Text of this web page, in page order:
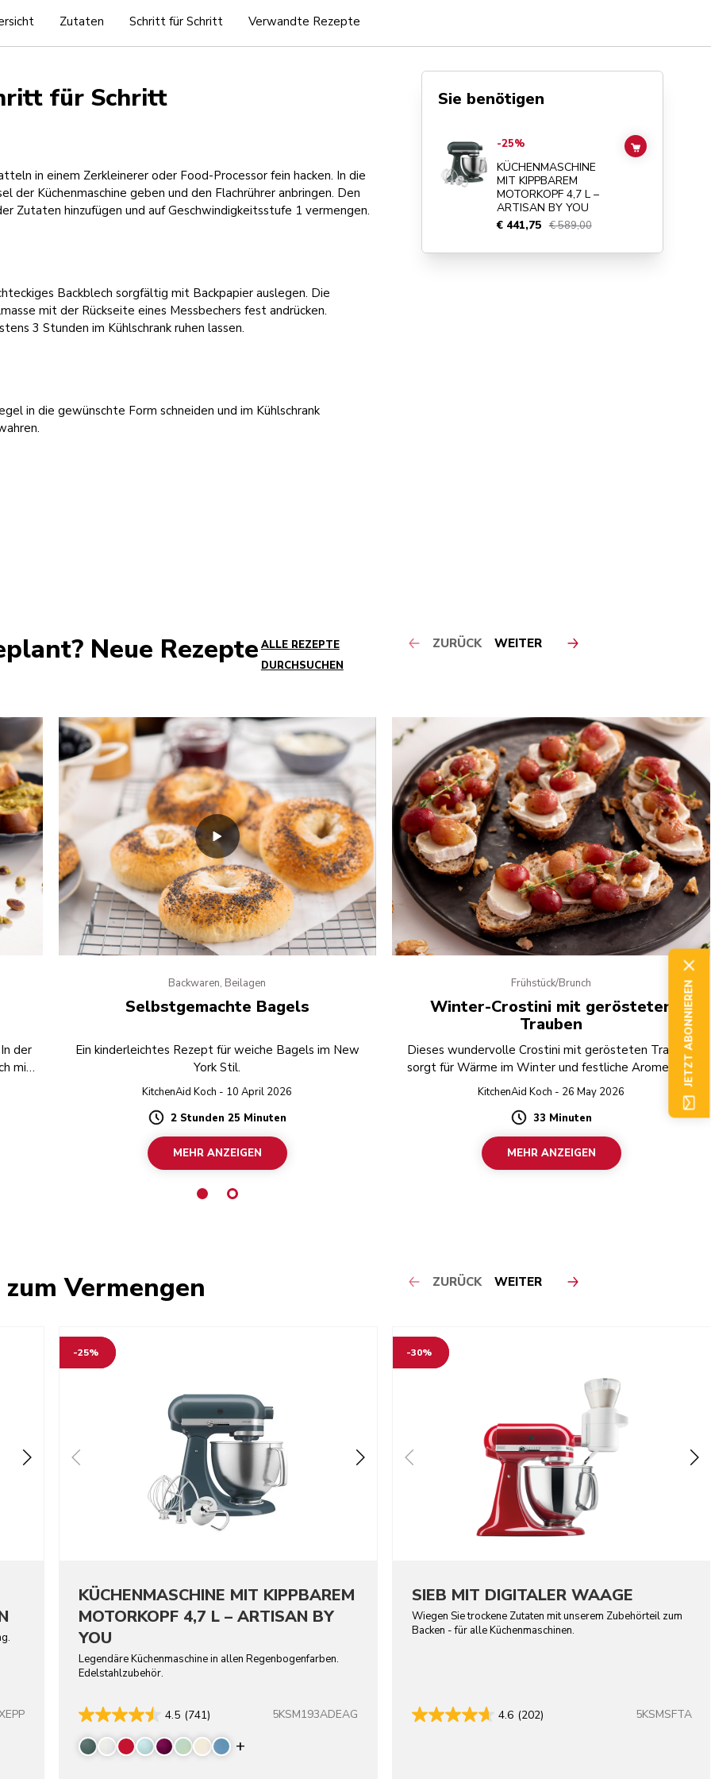
Zutaten Schritt für Schritt Verwandte Rezepte
für Schritt
in einem Zerkleinerer oder Food-Processor fein hacken. In die
der Küchenmaschine geben und den Flachrührer anbringen. Den
Zutaten hinzufügen und auf Geschwindigkeitsstufe 1 vermengen.
Backblech sorgfältig mit Backpapier auslegen. Die
mit der Rückseite eines Messbechers fest andrücken.
3 Stunden im Kühlschrank ruhen lassen.
in die gewünschte Form schneiden und im Kühlschrank
Sie benötigen
Go toKÜCHENMASCHINE MIT KIPPBAREM
-25%
KÜCHENMASCHINE
MIT KIPPBAREM
MOTORKOPF 4,7 L –
ARTISAN BY YOU
€ 441,75 € 589,00
ADD TO CART
Neue Rezepte ALLE REZEPTE
DURCHSUCHEN
ZURÜCK WEITER
der
mit
Backwaren, Beilagen
Selbstgemachte Bagels
Ein kinderleichtes Rezept für weiche Bagels im New
York Stil.
KitchenAid Koch - 10 April 2026
Duration
2 Stunden 25 Minuten
MEHR ANZEIGEN
Frühstück/Brunch
Winter-Crostini mit gerösteten
Trauben
Dieses wundervolle Crostini mit gerösteten Trauben
sorgt für Wärme im Winter und festliche Aromen bei
jedem Bissen!
KitchenAid Koch - 26 May 2026
Duration
33 Minuten
MEHR ANZEIGEN
Vermengen ZURÜCK WEITER
-25%
KÜCHENMASCHINE MIT KIPPBAREM
MOTORKOPF 4,7 L – ARTISAN BY
YOU
Legendäre Küchenmaschine in allen Regenbogenfarben.
Edelstahlzubehör.
4.5 (741) 5KSM193ADEAG
Display more colors
-30%
SIEB MIT DIGITALER WAAGE
Wiegen Sie trockene Zutaten mit unserem Zubehörteil zum
Backen - für alle Küchenmaschinen.
4.6 (202) 5KSMSFTA
JETZT ABONNIEREN